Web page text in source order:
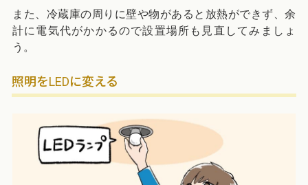
また、冷蔵庫の周りに壁や物があると放熱ができず、余
計に電気代がかかるので設置場所も見直してみましょ
う。
照明をLEDに変える